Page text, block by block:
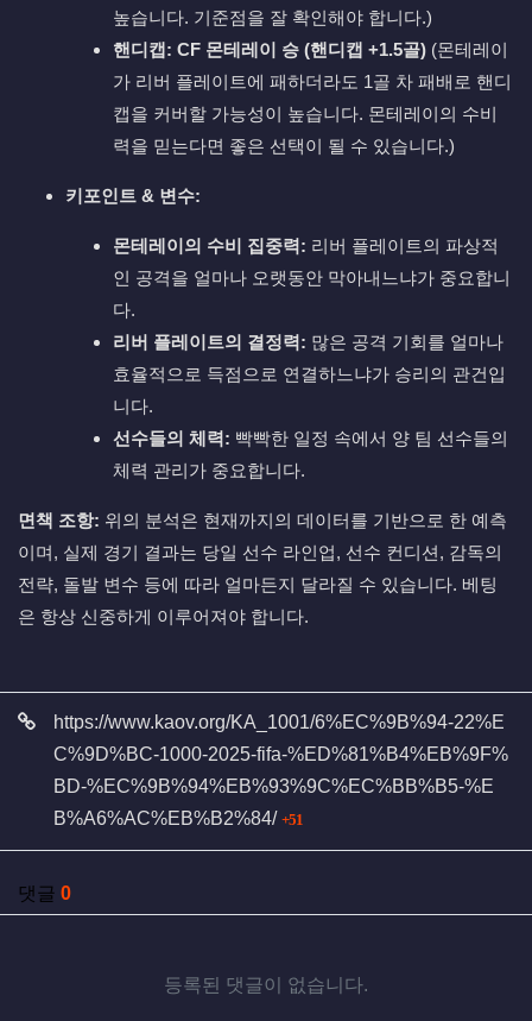
높습니다. 기준점을 잘 확인해야 합니다.)
핸디캡: CF 몬테레이 승 (핸디캡 +1.5골) (몬테레이
가 리버 플레이트에 패하더라도 1골 차 패배로 핸디
캡을 커버할 가능성이 높습니다. 몬테레이의 수비
력을 믿는다면 좋은 선택이 될 수 있습니다.)
키포인트 & 변수:
몬테레이의 수비 집중력: 리버 플레이트의 파상적
인 공격을 얼마나 오랫동안 막아내느냐가 중요합니
다.
리버 플레이트의 결정력: 많은 공격 기회를 얼마나
효율적으로 득점으로 연결하느냐가 승리의 관건입
니다.
선수들의 체력: 빡빡한 일정 속에서 양 팀 선수들의
체력 관리가 중요합니다.
면책 조항: 위의 분석은 현재까지의 데이터를 기반으로 한 예측
이며, 실제 경기 결과는 당일 선수 라인업, 선수 컨디션, 감독의
전략, 돌발 변수 등에 따라 얼마든지 달라질 수 있습니다. 베팅
은 항상 신중하게 이루어져야 합니다.
관련자료https://www.kaov.org/KA_1001/6%EC%9B%94-22%E
C%9D%BC-1000-2025-fifa-%ED%81%B4%EB%9F%
BD-%EC%9B%94%EB%93%9C%EC%BB%B5-%E
B%A6%AC%EB%B2%84/
51
댓글 0
등록된 댓글이 없습니다.